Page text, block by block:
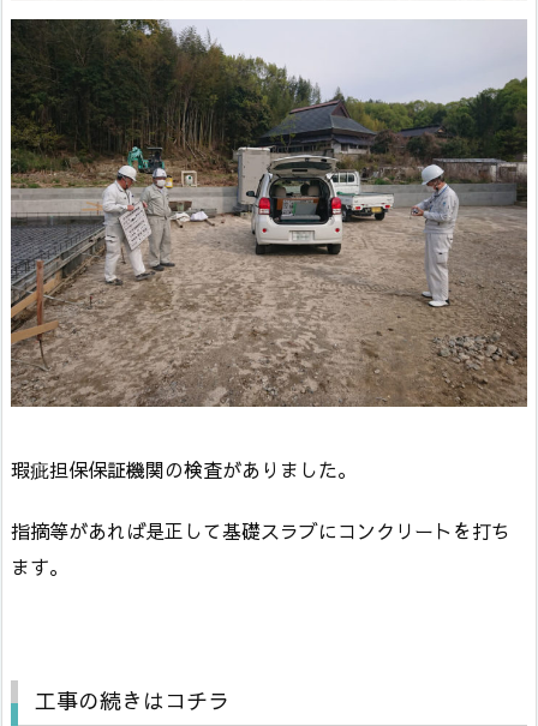
瑕疵担保保証機関の検査がありました。
指摘等があれば是正して基礎スラブにコンクリートを打ち
ます。
工事の続きはコチラ